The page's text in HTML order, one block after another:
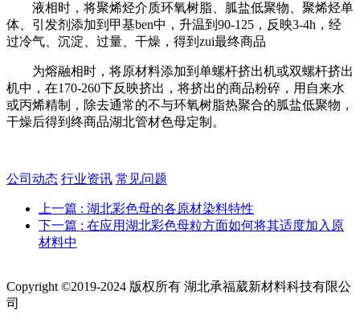
液相时，将聚烯烃介质环氧树脂、胍盐低聚物、聚烯烃单
体、引发剂添加到甲基ben中，升温到90-125，反映3-4h，经
过冷气、沉淀、过量、干燥，得到zui最终商品
为熔融相时，将原材料添加到单螺杆挤出机或双螺杆挤出
机中，在170-260下反映挤出，将挤出的商品粉碎，用自来水
或丙烯精制，除去通常的不与环氧树脂热聚合的胍盐低聚物，
干燥后得到终商品湖北管材色母定制。
公司动态 行业资讯 常见问题
上一篇 : 湖北彩色母的各原材染料特性
下一篇 : 在应用湖北彩色母粒方面如何将其适度加入原
材料中
Copyright ©2019-2024 版权所有 湖北承福葳新材料科技有限公
司